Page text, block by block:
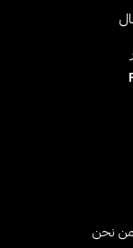
من نحن